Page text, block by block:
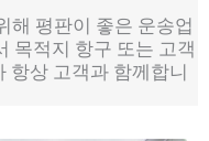
해 평판이 좋은 운송업
목적지 항구 또는 고객
항상 고객과 함께합니